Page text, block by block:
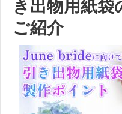
き出物用紙袋
ご紹介